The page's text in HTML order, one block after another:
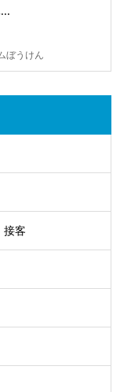
ぼうけん
客